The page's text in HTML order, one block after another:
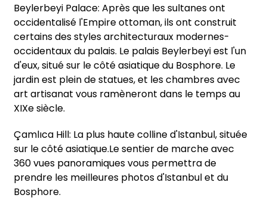
Beylerbeyi Palace: Après que les sultanes ont
occidentalisé l'Empire ottoman, ils ont construit
certains des styles architecturaux modernes-
occidentaux du palais. Le palais Beylerbeyi est l'un
d'eux, situé sur le côté asiatique du Bosphore. Le
jardin est plein de statues, et les chambres avec
art artisanat vous ramèneront dans le temps au
XIXe siècle.
Çamlıca Hill: La plus haute colline d'Istanbul, située
sur le côté asiatique.Le sentier de marche avec
360 vues panoramiques vous permettra de
prendre les meilleures photos d'Istanbul et du
Bosphore.